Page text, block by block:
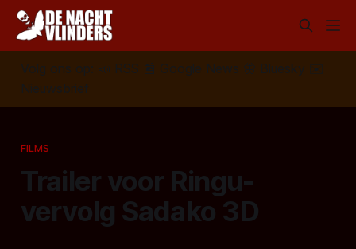
Volg ons op: 📣 RSS 📰 Google News 🦋 Bluesky
✉️
Nieuwsbrief
FILMS
Trailer voor Ringu-
vervolg Sadako 3D